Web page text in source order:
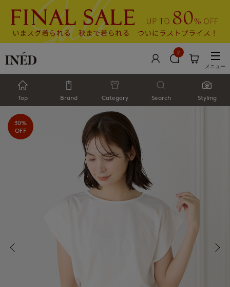
2
メニュー
Top Brand Category Search Styling
30%
OFF